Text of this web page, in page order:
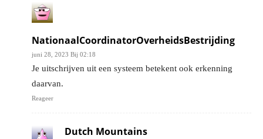
NationaalCoordinatorOverheidsBestrijding
juni 28, 2023 Bij 02:18
Je uitschrijven uit een systeem betekent ook erkenning
daarvan.
Reageer
Dutch Mountains